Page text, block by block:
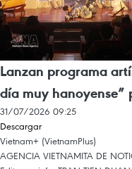
Lanzan programa
día muy
31/07/2026 09:25
Descargar
Vietnam+ (VietnamPlus)
AGENCIA VIETNAMITA DE